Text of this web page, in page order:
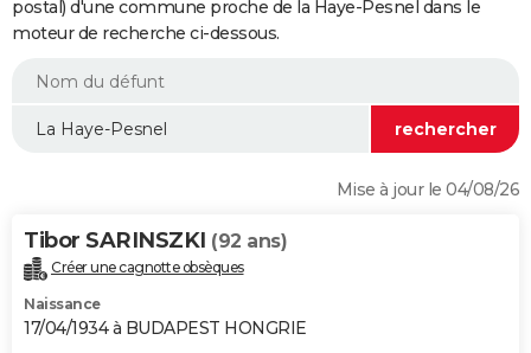
Mobiles
Meilleur smartphone
Internet
Ordinateurs
Jeux vidéo
Guide high-tech
+BRICOLAGE
Forum
Aménagement intérieur
Extérieur
Cuisine
Salle de bains
Jardinage
Rangement
WEEK-END
Guides de France
Escapades
Patrimoine
Expositions
Musées
Week-end nature
LIFESTYLE
Alimentation
Guide de la santé
Maladies
Médicaments
Sommeil
VOYAGE
Destinations
City break
Voyage nature
Voyage de noces
Forum
Climat
+PHOTO
GUIDES D'ACHAT
postal) d'une commune proche de la Haye-Pesnel dans le
moteur de recherche ci-dessous.
Mise à jour le 04/08/26
Tibor SARINSZKI (92 ans)
Créer une cagnotte obsèques
Naissance
17/04/1934 à BUDAPEST HONGRIE